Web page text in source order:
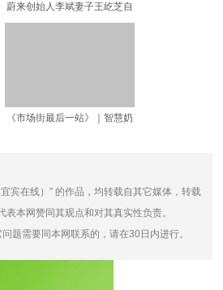
蔚来创始人李斌妻子王屹芝自
《市场街最后一站》｜智慧奶
宾在线）” 的作品，均转载自其它媒体，转载
表本网赞同其观点和对其真实性负责。
题需要同本网联系的，请在30日内进行。